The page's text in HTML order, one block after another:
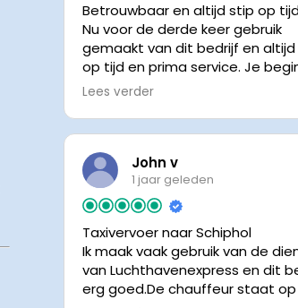
Betrouwbaar en altijd stip op
Nu voor de derde keer gebruik
gemaakt van dit bedrijf en
op tijd en prima service. Je
vakantie zonder zorgen iig. 👍👍
Lees verder
John v
1 jaar geleden
Taxivervoer naar Schiphol
Ik maak vaak gebruik van de
van Luchthavenexpress en dit
erg goed.De chauffeur staat